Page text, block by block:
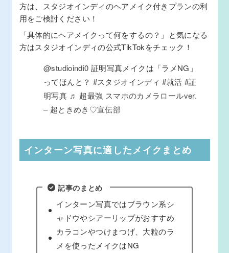
方は、スタジオインディのヘアメイク付きプランの利
用をご検討ください！
「具体的にヘアメイクって何をするの？」と気になる
方はスタジオインディの公式TikTokをチェック！
@studioindi0 証明写真メイクは「ラメNG」
ってほんと？ #スタジオインディ #就活 #証
明写真 ♬ 超最強 スマホのカメラロールver.
– 超ときめき♡宣伝部
インターン写真に適したメイクまとめ
記事のまとめ
インターン写真ではブラウン系シ
ャドウやシアーリップがおすすめ
カラコンやつけまつげ、大粒のラ
メを使ったメイクはNG